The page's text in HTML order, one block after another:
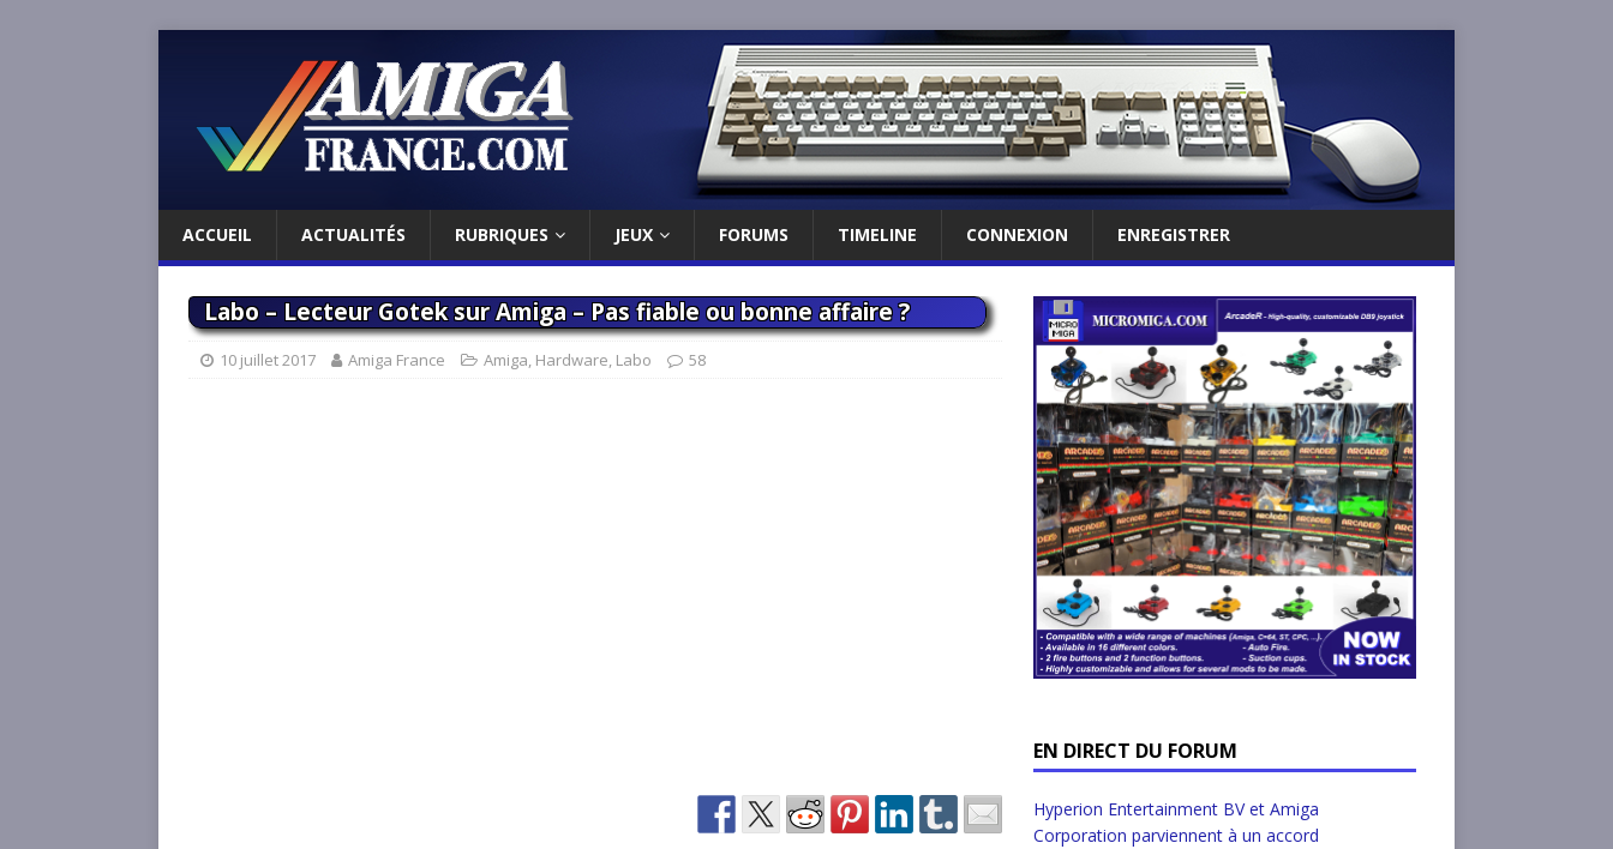
ACCUEIL ACTUALITÉS RUBRIQUES JEUX FORUMS TIMELINE CONNEXION ENREGISTRER
Labo – Lecteur Gotek sur Amiga – Pas fiable ou bonne affaire ?
10 juillet 2017 Amiga France Amiga, Hardware, Labo 58
EN DIRECT DU FORUM
Hyperion Entertainment BV et Amiga
Corporation parviennent à un accord